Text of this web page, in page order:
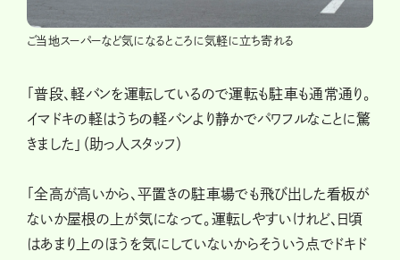
ご当地スーパーなど気になるところに気軽に立ち寄れる
「普段、軽バンを運転しているので運転も駐車も通常通り。
イマドキの軽はうちの軽バンより静かでパワフルなことに驚
きました」（助っ人スタッフ）
「全高が高いから、平置きの駐車場でも飛び出した看板が
ないか屋根の上が気になって。運転しやすいけれど、日頃
はあまり上のほうを気にしていないからそういう点でドキド